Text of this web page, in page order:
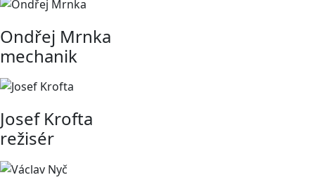
Ondřej Mrnka
mechanik
Josef Krofta
režisér